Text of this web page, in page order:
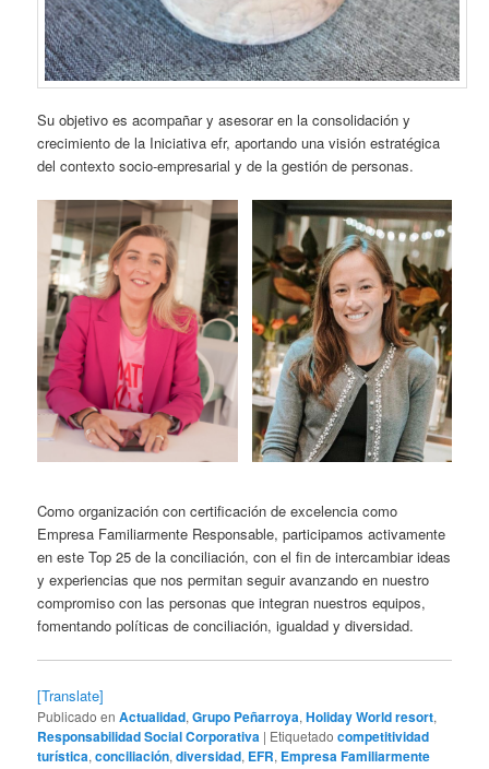
Su objetivo es acompañar y asesorar en la consolidación y
crecimiento de la Iniciativa efr, aportando una visión estratégica
del contexto socio-empresarial y de la gestión de personas.
Como organización con certificación de excelencia como
Empresa Familiarmente Responsable, participamos activamente
en este Top 25 de la conciliación, con el fin de intercambiar ideas
y experiencias que nos permitan seguir avanzando en nuestro
compromiso con las personas que integran nuestros equipos,
fomentando políticas de conciliación, igualdad y diversidad.
[Translate]
Publicado en Actualidad,Grupo Peñarroya,Holiday World resort,
Responsabilidad Social Corporativa | Etiquetado competitividad
turística,conciliación,diversidad, EFR, Empresa Familiarmente